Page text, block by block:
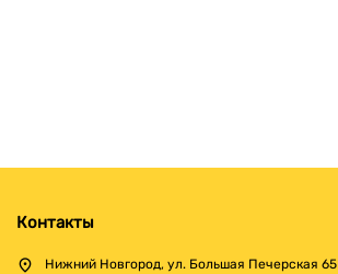
Контакты
Нижний Новгород, ул. Большая Печерская 65